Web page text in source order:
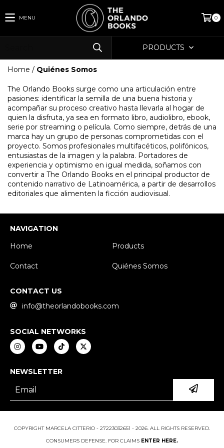
MENU 0
PRODUCTS
Home / Quiénes Somos
The Orlando Books surge como una articulación entre
pasiones: identificar la semilla de una buena historia y
acompañar su proceso creativo hasta llevarla al hogar de
quien la disfruta, ya sea en formato libro, audiolibro, ebook,
serie por streaming o película. Como siempre, detrás de una
marca hay un grupo de personas comprometidas con el
proyecto. Somos profesionales multifacéticos, polifónicos,
entusiastas de la imagen y la palabra. Portadores de
experiencia y optimismo en igual medida, soñamos con
convertir a The Orlando Books en el principal productor de
contenido narrativo de Latinoamérica, a partir de desarrollos
editoriales que alimenten la ficción audiovisual.
NAVIGATION
Home
Products
Contact Quiénes Somos
CONTACT US
info@theorlandobooks.com
SOCIAL NETWORKS
NEWSLETTER
COPYRIGHT MARCELA CITTERIO - 27223032651 - 2026. ALL RIGHTS RESERVED.
CONSUMERS DEFENSE. FOR CLAIMS ENTER HERE.